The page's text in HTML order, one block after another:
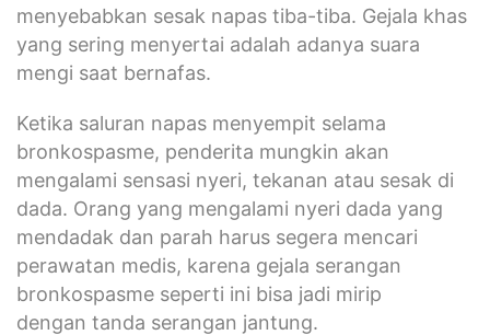
menyebabkan sesak napas tiba-tiba. Gejala khas
yang sering menyertai adalah adanya suara
mengi saat bernafas.
Ketika saluran napas menyempit selama
bronkospasme, penderita mungkin akan
mengalami sensasi nyeri, tekanan atau sesak di
dada. Orang yang mengalami nyeri dada yang
mendadak dan parah harus segera mencari
perawatan medis, karena gejala serangan
bronkospasme seperti ini bisa jadi mirip
dengan tanda serangan jantung.